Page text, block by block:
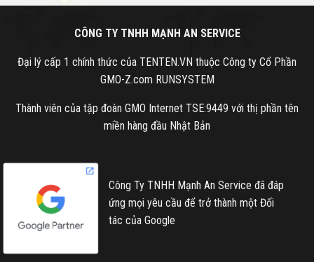
CÔNG TY TNHH MẠNH AN SERVICE
Đại lý cấp 1 chính thức của TENTEN.VN thuộc Công ty Cổ Phần
GMO-Z.com RUNSYSTEM
Thành viên của tập đoàn GMO Internet TSE:9449 với thị phần tên
miền hàng đầu Nhật Bản
Công Ty TNHH Mạnh An Service đã đáp
ứng mọi yêu cầu để trở thành một Đối
tác của Google